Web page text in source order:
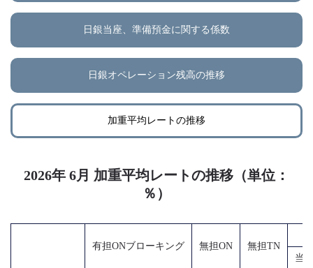
日銀当座、準備預金に関する係数
日銀オペレーション残高の推移
加重平均レートの推移
2026年 6月 加重平均レートの推移（単位：
％）
有担ONブローキング 無担ON
無担TN
当